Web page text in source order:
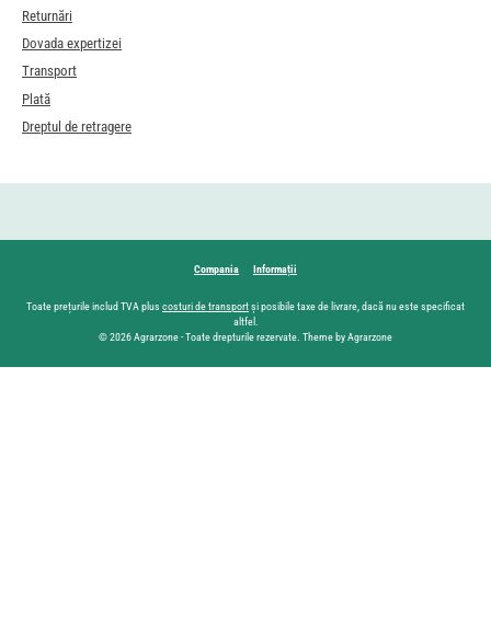
Returnări
Dovada expertizei
Transport
Plată
Dreptul de retragere
Compania Informații
Toate prețurile includ TVA plus costuri de transportși posibile taxe de livrare, dacă nu este specificat
altfel.
© 2026 Agrarzone - Toate drepturile rezervate. Theme by Agrarzone